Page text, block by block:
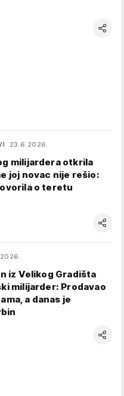
23.6.2026.
milijardera otkrila
joj novac nije rešio:
o teretu
iz Velikog Gradišta
milijarder: Prodavao
a danas je